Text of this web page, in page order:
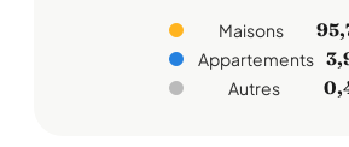
Maisons
Appartements
Autres